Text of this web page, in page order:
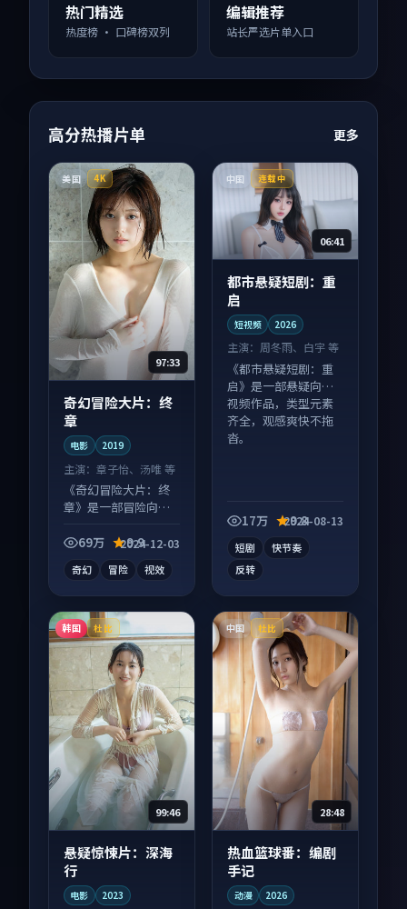
热门精选
热度榜 · 口碑榜双列
编辑推荐
站长严选片单入口
高分热播片单 更多
美国 4K
97:33
奇幻冒险大片：终
章
电影 2019
主演： 章子怡、汤唯 等
《奇幻冒险大片：终
章》是一部冒险向电
酵，适合周末一口气
69万 9.9
2024-12-03
奇幻 冒险 视效
中国 连载中
06:41
都市悬疑短剧：重
启
短视频 2026
主演： 周冬雨、白宇 等
《都市悬疑短剧：重
启》是一部悬疑向短
视频作品，类型元素
齐全，观感爽快不拖
沓。
17万 9.8
2024-08-13
短剧
快节奏
反转
韩国 杜比
99:46
悬疑惊悚片：深海
行
电影 2023
中国 杜比
28:48
热血篮球番：编剧
手记
动漫 2026